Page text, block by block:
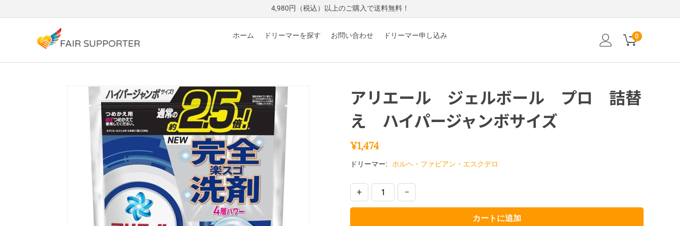
4,980円（税込）以上のご購入で送料無料！
ホーム ドリーマーを探す お問い合わせ ドリーマー申し込み 0
アリエール ジェルボール プロ 詰替
え ハイパージャンボサイズ
¥1,474
ドリーマー: ホルヘ・ファビアン・エスクデロ
+ −
カートに追加